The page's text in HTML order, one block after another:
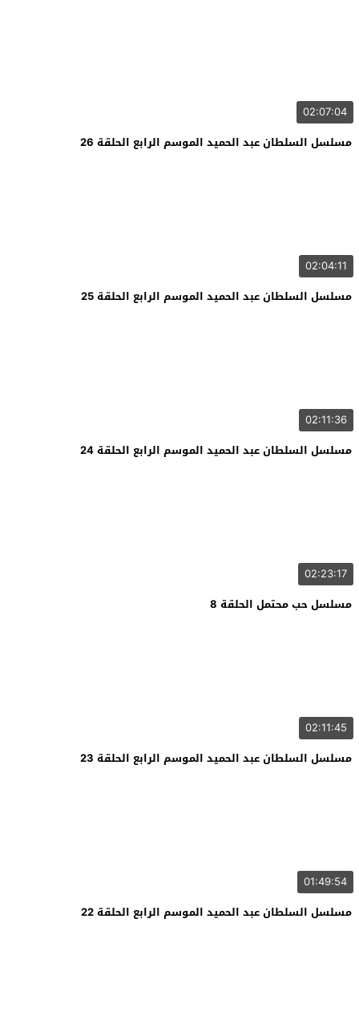
02:07:04
مسلسل السلطان عبد الحميد الموسم الرابع الحلقة 26
02:04:11
مسلسل السلطان عبد الحميد الموسم الرابع الحلقة 25
02:11:36
مسلسل السلطان عبد الحميد الموسم الرابع الحلقة 24
02:23:17
مسلسل حب محتمل الحلقة 8
02:11:45
مسلسل السلطان عبد الحميد الموسم الرابع الحلقة 23
01:49:54
مسلسل السلطان عبد الحميد الموسم الرابع الحلقة 22